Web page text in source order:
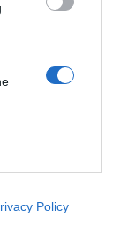
Policy
contenidos